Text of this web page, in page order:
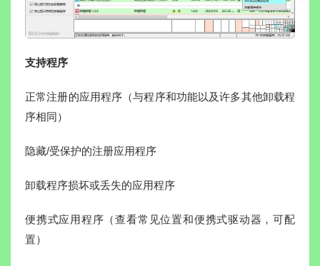
支持程序
正常注册的应用程序（与程序和功能以及许多其他卸载程
序相同）
隐藏/受保护的注册应用程序
卸载程序损坏或丢失的应用程序
便携式应用程序（查看常见位置和便携式驱动器，可配
置）